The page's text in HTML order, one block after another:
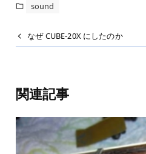
sound
なぜ CUBE-20X にしたのか
関連記事